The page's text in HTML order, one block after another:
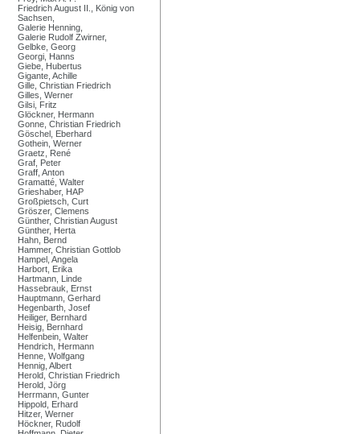
Friedrich August II., König von
Sachsen,
Galerie Henning,
Galerie Rudolf Zwirner,
Gelbke, Georg
Georgi, Hanns
Giebe, Hubertus
Gigante, Achille
Gille, Christian Friedrich
Gilles, Werner
Gilsi, Fritz
Glöckner, Hermann
Gonne, Christian Friedrich
Göschel, Eberhard
Gothein, Werner
Graetz, René
Graf, Peter
Graff, Anton
Gramatté, Walter
Grieshaber, HAP
Großpietsch, Curt
Gröszer, Clemens
Günther, Christian August
Günther, Herta
Hahn, Bernd
Hammer, Christian Gottlob
Hampel, Angela
Harbort, Erika
Hartmann, Linde
Hassebrauk, Ernst
Hauptmann, Gerhard
Hegenbarth, Josef
Heiliger, Bernhard
Heisig, Bernhard
Helfenbein, Walter
Hendrich, Hermann
Henne, Wolfgang
Hennig, Albert
Herold, Christian Friedrich
Herold, Jörg
Herrmann, Gunter
Hippold, Erhard
Hitzer, Werner
Höckner, Rudolf